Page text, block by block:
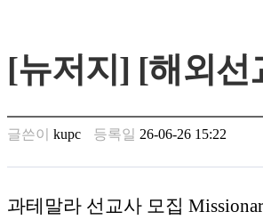
남
찾
은
꼴
크
키
[뉴저지] [해외선
글쓴이 kupc 등록일 26-06-26 15:22
과테말라 선교사 모집